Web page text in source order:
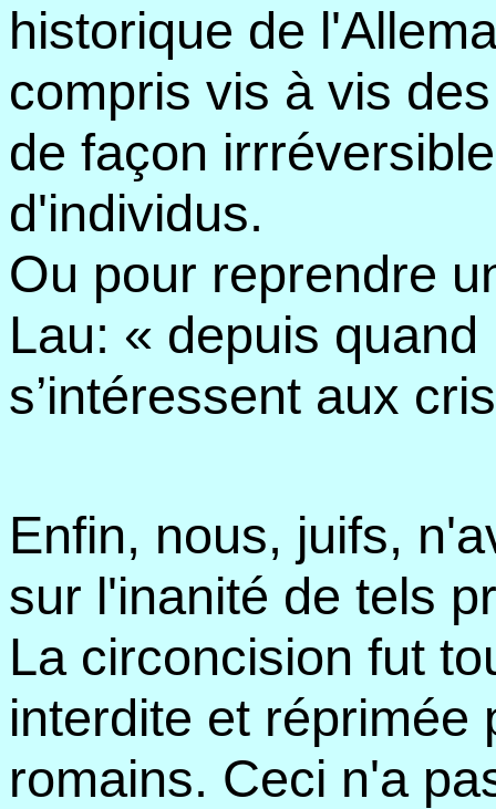
historique de
compris vis à vis
de façon
d'individus.
Ou pour reprendre
Lau: « depuis
s’intéressent aux
Enfin, nous, juifs,
sur l'inanité de tels
La circoncision fut
interdite et réprimée
romains. Ceci n'a